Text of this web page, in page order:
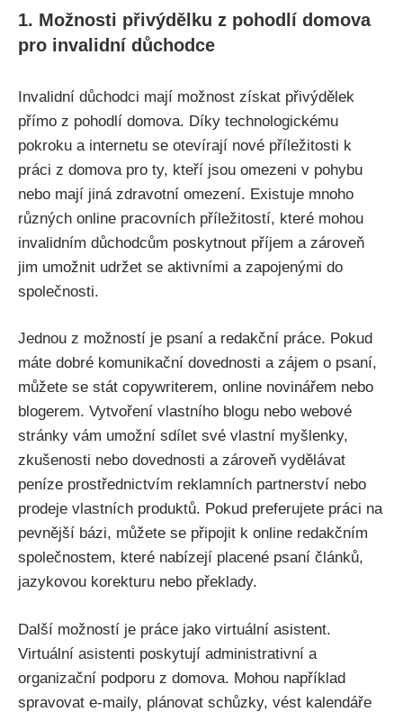
1. Možnosti přivýdělku z pohodlí domova
pro invalidní důchodce
Invalidní důchodci mají možnost získat přivýdělek
přímo z pohodlí domova. Díky technologickému
pokroku a internetu se otevírají nové příležitosti k
práci z domova pro ty, kteří jsou omezeni v pohybu
nebo mají jiná zdravotní omezení. Existuje mnoho
různých online pracovních příležitostí, které mohou
invalidním důchodcům poskytnout příjem a zároveň
jim umožnit udržet se aktivními a zapojenými do
společnosti.
Jednou z možností je psaní a redakční práce. Pokud
máte dobré komunikační dovednosti a zájem o psaní,
můžete se stát copywriterem, online novinářem nebo
blogerem. Vytvoření vlastního blogu nebo webové
stránky vám umožní sdílet své vlastní myšlenky,
zkušenosti nebo dovednosti a zároveň vydělávat
peníze prostřednictvím reklamních partnerství nebo
prodeje vlastních produktů. Pokud preferujete práci na
pevnější bázi, můžete se připojit k online redakčním
společnostem, které nabízejí placené psaní článků,
jazykovou korekturu nebo překlady.
Další možností je práce jako virtuální asistent.
Virtuální asistenti poskytují administrativní a
organizační podporu z domova. Mohou například
spravovat e-maily, plánovat schůzky, vést kalendáře